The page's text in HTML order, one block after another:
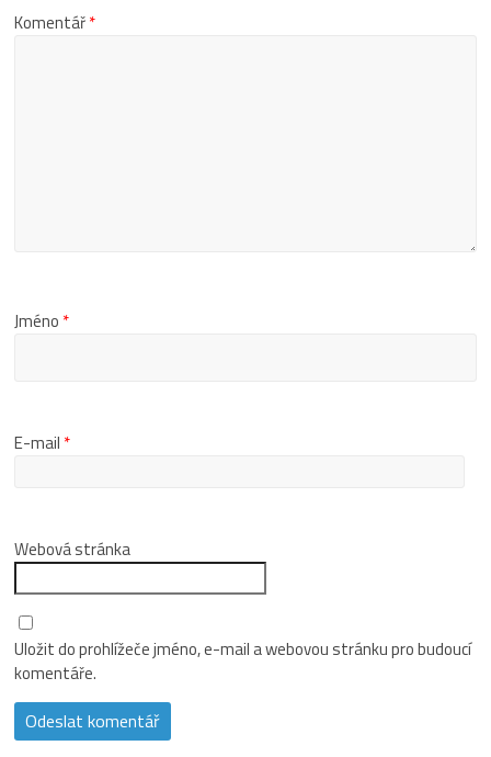
Komentář*
Jméno *
E-mail *
Webová stránka
Uložit do prohlížeče jméno, e-mail a webovou stránku pro budoucí
komentáře.